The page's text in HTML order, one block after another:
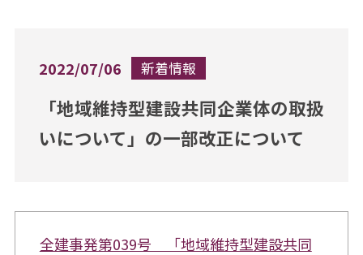
2022/07/06 新着情報
「地域維持型建設共同企業体の取扱
いについて」の一部改正について
全建事発第039号 「地域維持型建設共同